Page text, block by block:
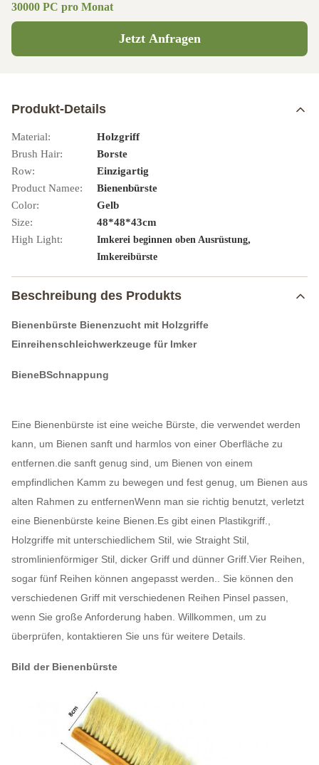
30000 PC pro Monat
Jetzt Anfragen
Produkt-Details
Material:
Holzgriff
Brush Hair:
Borste
Row:
Einzigartig
Product Namee:
Bienenbürste
Color:
Gelb
Size:
48*48*43cm
High Light:
Imkerei beginnen oben Ausrüstung,
Imkereibürste
Beschreibung des Produkts
Bienenbürste Bienenzucht mit Holzgriffe
Einreihenschleichwerkzeuge für Imker
BieneBSchnappung
Eine Bienenbürste ist eine weiche Bürste, die verwendet werden
kann, um Bienen sanft und harmlos von einer Oberfläche zu
entfernen.die sanft genug sind, um Bienen von einem
empfindlichen Kamm zu bewegen und fest genug, um Bienen aus
alten Rahmen zu entfernenWenn man sie richtig benutzt, verletzt
eine Bienenbürste keine Bienen.Es gibt einen Plastikgriff.,
Holzgriffe mit unterschiedlichem Stil, wie Straight Stil,
stromlinienförmiger Stil, dicker Griff und dünner Griff.Vier Reihen,
sogar fünf Reihen können angepasst werden.. Sie können den
verschiedenen Griff mit verschiedenen Reihen Pinsel passen,
wenn Sie große Anforderung haben. Willkommen, um zu
überprüfen, kontaktieren Sie uns für weitere Details.
Bild der Bienenbürste